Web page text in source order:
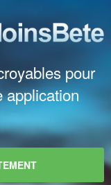
pour
application